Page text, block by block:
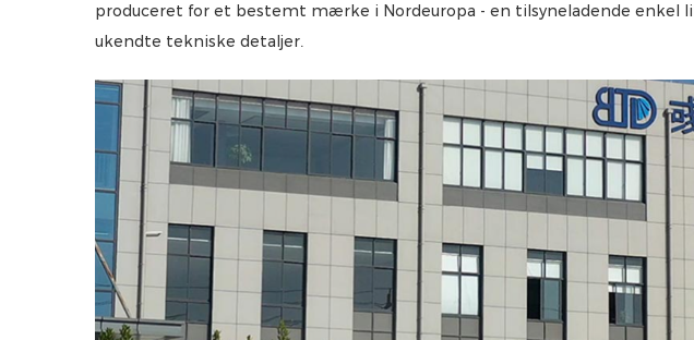
produceret for et bestemt mærke i Nordeuropa - en tilsyneladende enkel
ukendte tekniske detaljer.